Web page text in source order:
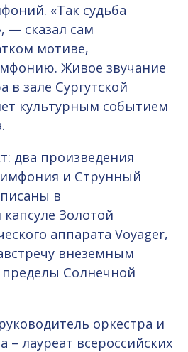
«Так судьба
— сказал сам
мотиве,
Живое звучание
в зале Сургутской
культурным событием
два произведения
и Струнный
в
Золотой
аппарата Voyager,
внеземным
Солнечной
оркестра и
– лауреат всероссийских